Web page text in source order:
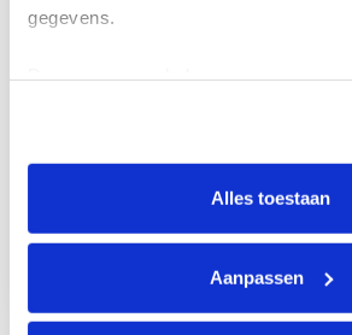
gegevens.
tonen. Je kunt je toestemming op elk
intrekken via Cookie instellingen
lijst met cookies is te vinden in het
Alles toestaan
Aanpassen
Deelnemers
0 9 dagen